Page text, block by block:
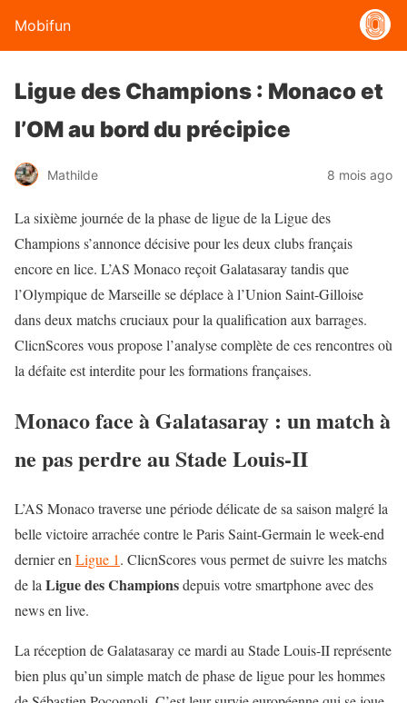
Mobifun
Ligue des Champions : Monaco et
l’OM au bord du précipice
Mathilde 8 mois ago
La sixième journée de la phase de ligue de la Ligue des
Champions s’annonce décisive pour les deux clubs français
encore en lice. L’AS Monaco reçoit Galatasaray tandis que
l’Olympique de Marseille se déplace à l’Union Saint-Gilloise
dans deux matchs cruciaux pour la qualification aux barrages.
ClicnScores vous propose l’analyse complète de ces rencontres où
la défaite est interdite pour les formations françaises.
Monaco face à Galatasaray : un match à
ne pas perdre au Stade Louis-II
L’AS Monaco traverse une période délicate de sa saison malgré la
belle victoire arrachée contre le Paris Saint-Germain le week-end
dernier en Ligue 1. ClicnScores vous permet de suivre les matchs
de la Ligue des Championsdepuis votre smartphone avec des
news en live.
La réception de Galatasaray ce mardi au Stade Louis-II représente
bien plus qu’un simple match de phase de ligue pour les hommes